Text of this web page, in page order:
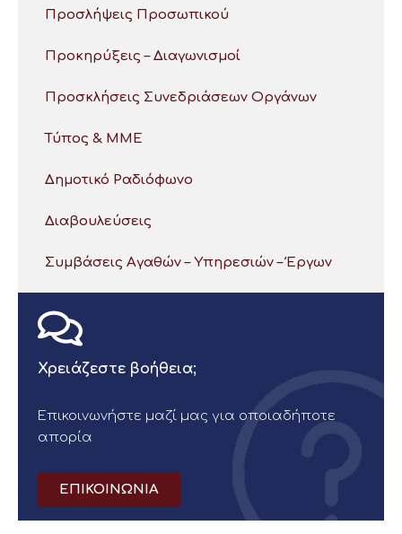
Προσλήψεις Προσωπικού
Προκηρύξεις – Διαγωνισμοί
Προσκλήσεις Συνεδριάσεων Οργάνων
Τύπος & ΜΜΕ
Δημοτικό Ραδιόφωνο
Διαβουλεύσεις
Συμβάσεις Αγαθών – Υπηρεσιών – Έργων
Χρειάζεστε βοήθεια;
Επικοινωνήστε μαζί μας για οποιαδήποτε
απορία
ΕΠΙΚΟΙΝΩΝΙΑ